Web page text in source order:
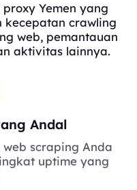
Yemen yang
kecepatan crawling
web, pemantauan
aktivitas lainnya.
Andal
scraping Anda
uptime yang